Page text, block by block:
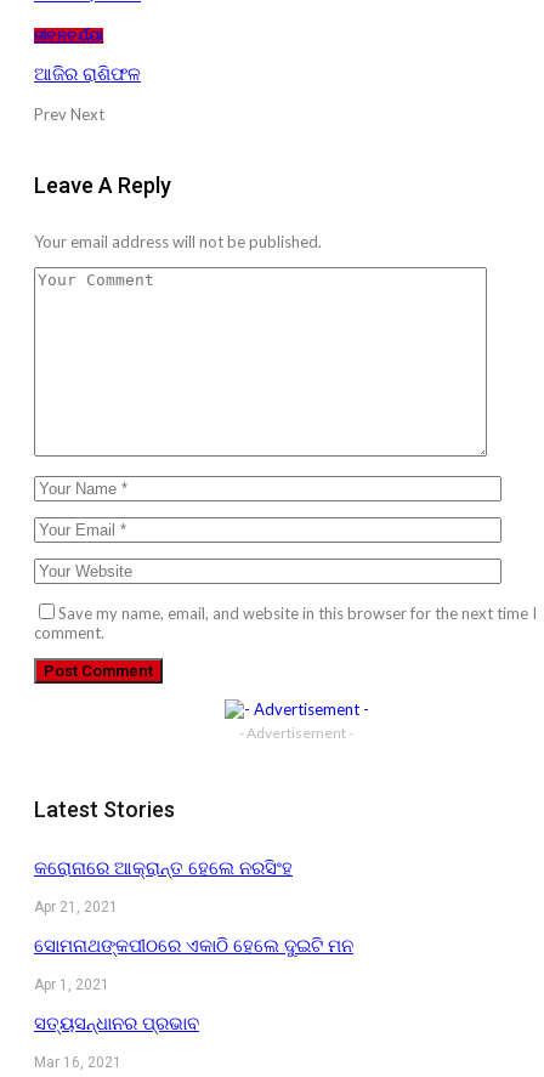
ଜୀବନଚର୍ଯ୍ୟା
ଆଜିର ରାଶିଫଳ
PrevNext
Leave A Reply
Your email address will not be published.
Save my name, email, and website in this browser for the next time I
comment.
- Advertisement -
Latest Stories
କରୋନାରେ ଆକ୍ରାନ୍ତ ହେଲେ ନରସିଂହ
Apr 21, 2021
ସୋମନାଥଙ୍କପୀଠରେ ଏକାଠି ହେଲେ ଦୁଇଟି ମନ
Apr 1, 2021
ସତ୍ୟସନ୍ଧାନର ପ୍ରଭାବ
Mar 16, 2021